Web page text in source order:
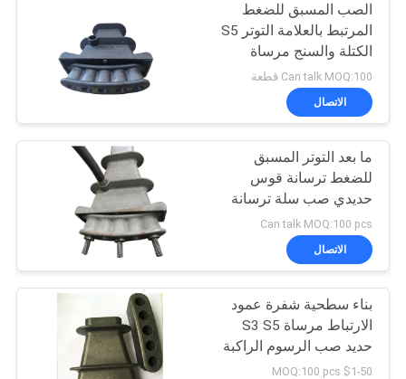
خريطة
الموقع
سياسة
الخصوصية
الصب المسبق للضغط
المرتبط بالعلامة التوتر S5
الكتلة والسنج مرساة
الصب ل 12.7mm
Can talk MOQ:100 قطعة
الاتصال
ما بعد التوتر المسبق
للضغط ترسانة قوس
حديدي صب سلة ترسانة
3.8kg / 2.3kg
Can talk MOQ:100 pcs
الاتصال
بناء سطحية شفرة عمود
الارتباط مرساة S3 S5
حديد صب الرسوم الراكبة
$1-50 MOQ:100 pcs